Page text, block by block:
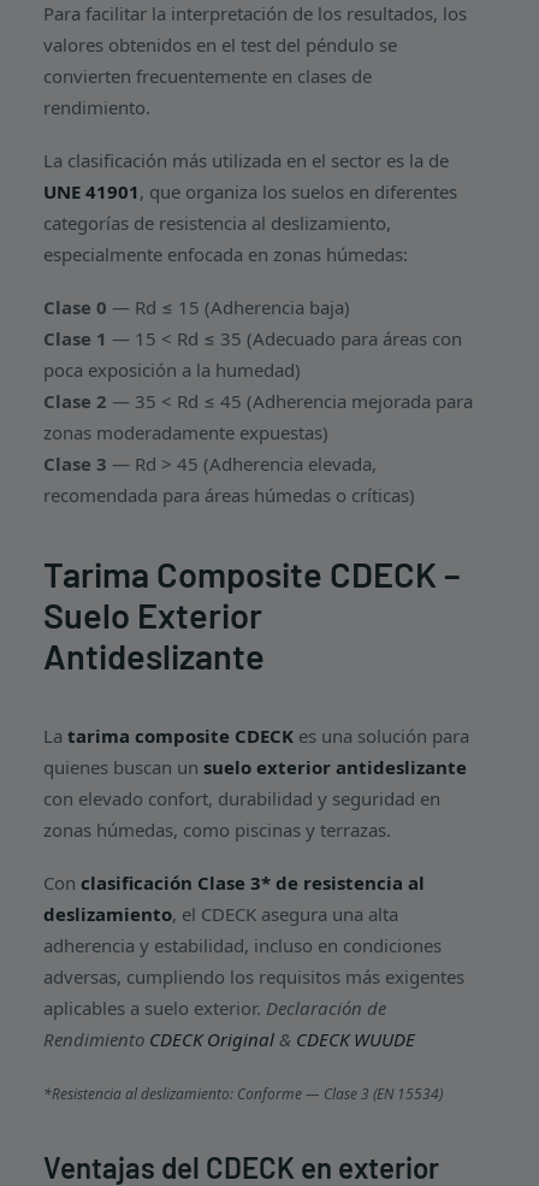
Para facilitar la interpretación de los resultados, los
valores obtenidos en el test del péndulo se
convierten frecuentemente en clases de
rendimiento.
La clasificación más utilizada en el sector es la de
UNE 41901 , que organiza los suelos en diferentes
categorías de resistencia al deslizamiento,
especialmente enfocada en zonas húmedas:
Clase 0 — Rd ≤ 15 (Adherencia baja)
Clase 1 — 15 < Rd ≤ 35 (Adecuado para áreas con
poca exposición a la humedad)
Clase 2 — 35 < Rd ≤ 45 (Adherencia mejorada para
zonas moderadamente expuestas)
Clase 3 — Rd > 45 (Adherencia elevada,
recomendada para áreas húmedas o críticas)
Tarima Composite CDECK –
Suelo Exterior
Antideslizante
La tarima composite CDECK es una solución para
quienes buscan un suelo exterior antideslizante
con elevado confort, durabilidad y seguridad en
zonas húmedas, como piscinas y terrazas.
Con clasificación Clase 3* de resistencia al
deslizamiento, el CDECK asegura una alta
adherencia y estabilidad, incluso en condiciones
adversas, cumpliendo los requisitos más exigentes
aplicables a suelo exterior. Declaración de
Rendimiento CDECK Original & CDECK WUUDE
*Resistencia al deslizamiento: Conforme — Clase 3 (EN 15534)
Ventajas del CDECK en exterior